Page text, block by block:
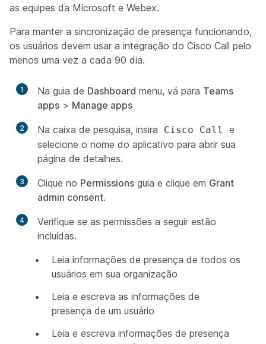
as equipes da Microsoft e Webex.
Para manter a sincronização de presença funcionando,
os usuários devem usar a integração do Cisco Call pelo
menos uma vez a cada 90 dia.
1 Na guia de Dashboard menu, vá para Teams
apps > Manage apps
2 Na caixa de pesquisa, insira Cisco Call
e
selecione o nome do aplicativo para abrir sua
página de detalhes.
3 Clique no Permissions guia e clique em Grant
admin consent.
4
Verifique se as permissões a seguir estão
incluídas.
Leia informações de presença de todos os
usuários em sua organização
Leia e escreva as informações de
presença de um usuário
Leia e escreva informações de presença